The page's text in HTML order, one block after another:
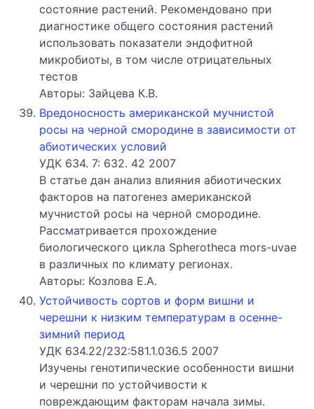
состояние растений. Рекомендовано при
диагностике общего состояния растений
использовать показатели эндофитной
микробиоты, в том числе отрицательных
тестов
Авторы: Зайцева К.В.
Вредоносность американской мучнистой
росы на черной смородине в зависимости от
абиотических условий
УДК 634. 7: 632. 42 2007
В статье дан анализ влияния абиотических
факторов на патогенез американской
мучнистой росы на черной смородине.
Рассматривается прохождение
биологического цикла Spherotheca mors-uvae
в различных по климату регионах.
Авторы: Козлова Е.А.
Устойчивость сортов и форм вишни и
черешни к низким температурам в осенне-
зимний период
УДК 634.22/232:581.1.036.5 2007
Изучены генотипические особенности вишни
и черешни по устойчивости к
повреждающим факторам начала зимы.